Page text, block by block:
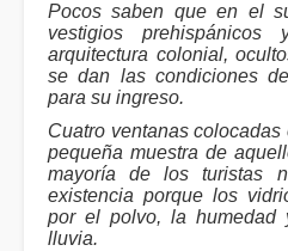
Pocos saben que en el
vestigios
arquitectura colonial,
se dan las condiciones
para su ingreso.
Cuatro ventanas
pequeña muestra de
mayoría de los turistas
existencia porque los
por el polvo, la humedad
lluvia.